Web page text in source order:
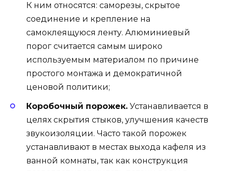
К ним относятся: саморезы, скрытое
соединение и крепление на
самоклеящуюся ленту. Алюминиевый
порог считается самым широко
используемым материалом по причине
простого монтажа и демократичной
ценовой политики;
Коробочный порожек. Устанавливается в
целях скрытия стыков, улучшения качеств
звукоизоляции. Часто такой порожек
устанавливают в местах выхода кафеля из
ванной комнаты, так как конструкция